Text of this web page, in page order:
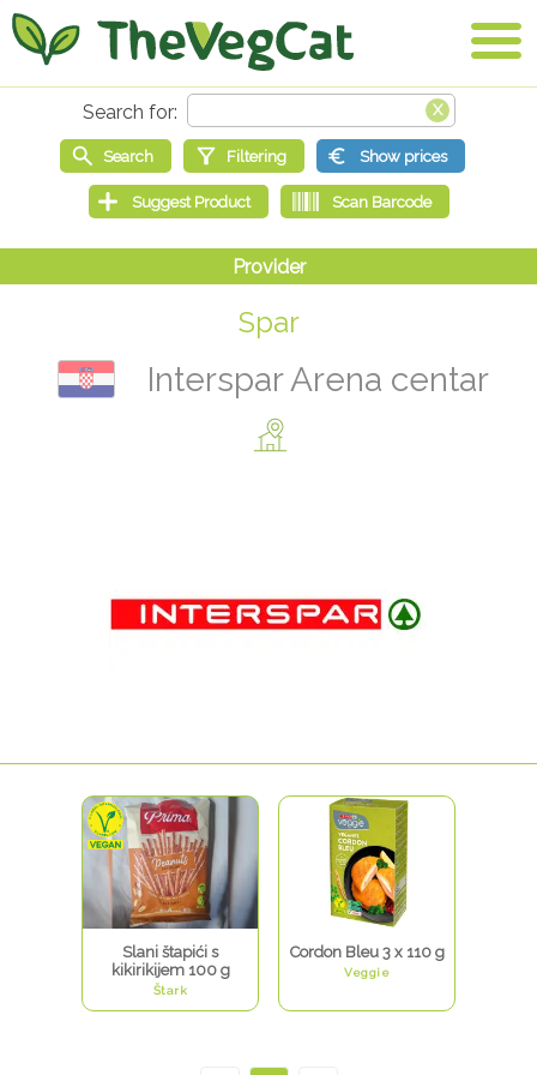
Spar
Interspar Arena centar
Slani štapići s
kikirikijem 100 g
Štark
Cordon Bleu 3 x 110 g
Veggie